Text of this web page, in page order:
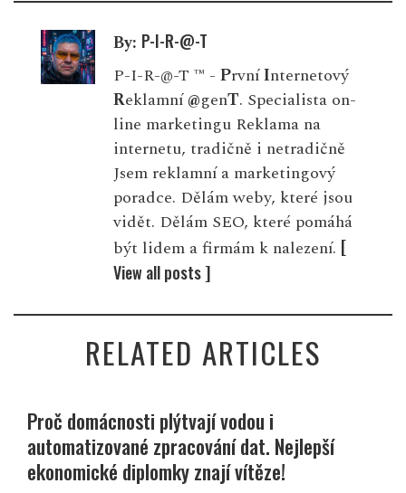
By: P-I-R-@-T
P-I-R-@-T ™ - PrvníInternetový
Reklamní@genT. Specialista on-
line marketingu Reklama na
internetu, tradičně i netradičně
Jsem reklamní a marketingový
poradce. Dělám weby, které jsou
vidět. Dělám SEO, které pomáhá
být lidem a firmám k nalezení. [
View all posts ]
RELATED ARTICLES
Proč domácnosti plýtvají vodou i
automatizované zpracování dat. Nejlepší
ekonomické diplomky znají vítěze!